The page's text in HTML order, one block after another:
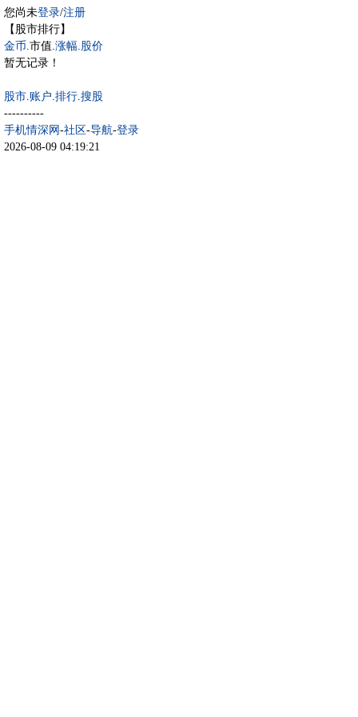
您尚未登录/注册
【股市排行】
金币.市值.涨幅.股价
暂无记录！
股市.账户.排行.搜股
----------
手机情深网 -社区-导航-登录
2026-08-09 04:19:21